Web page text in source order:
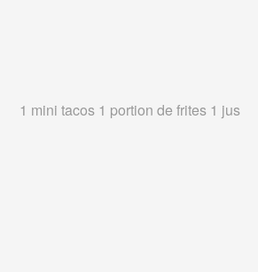
1 mini tacos 1 portion de frites 1 jus